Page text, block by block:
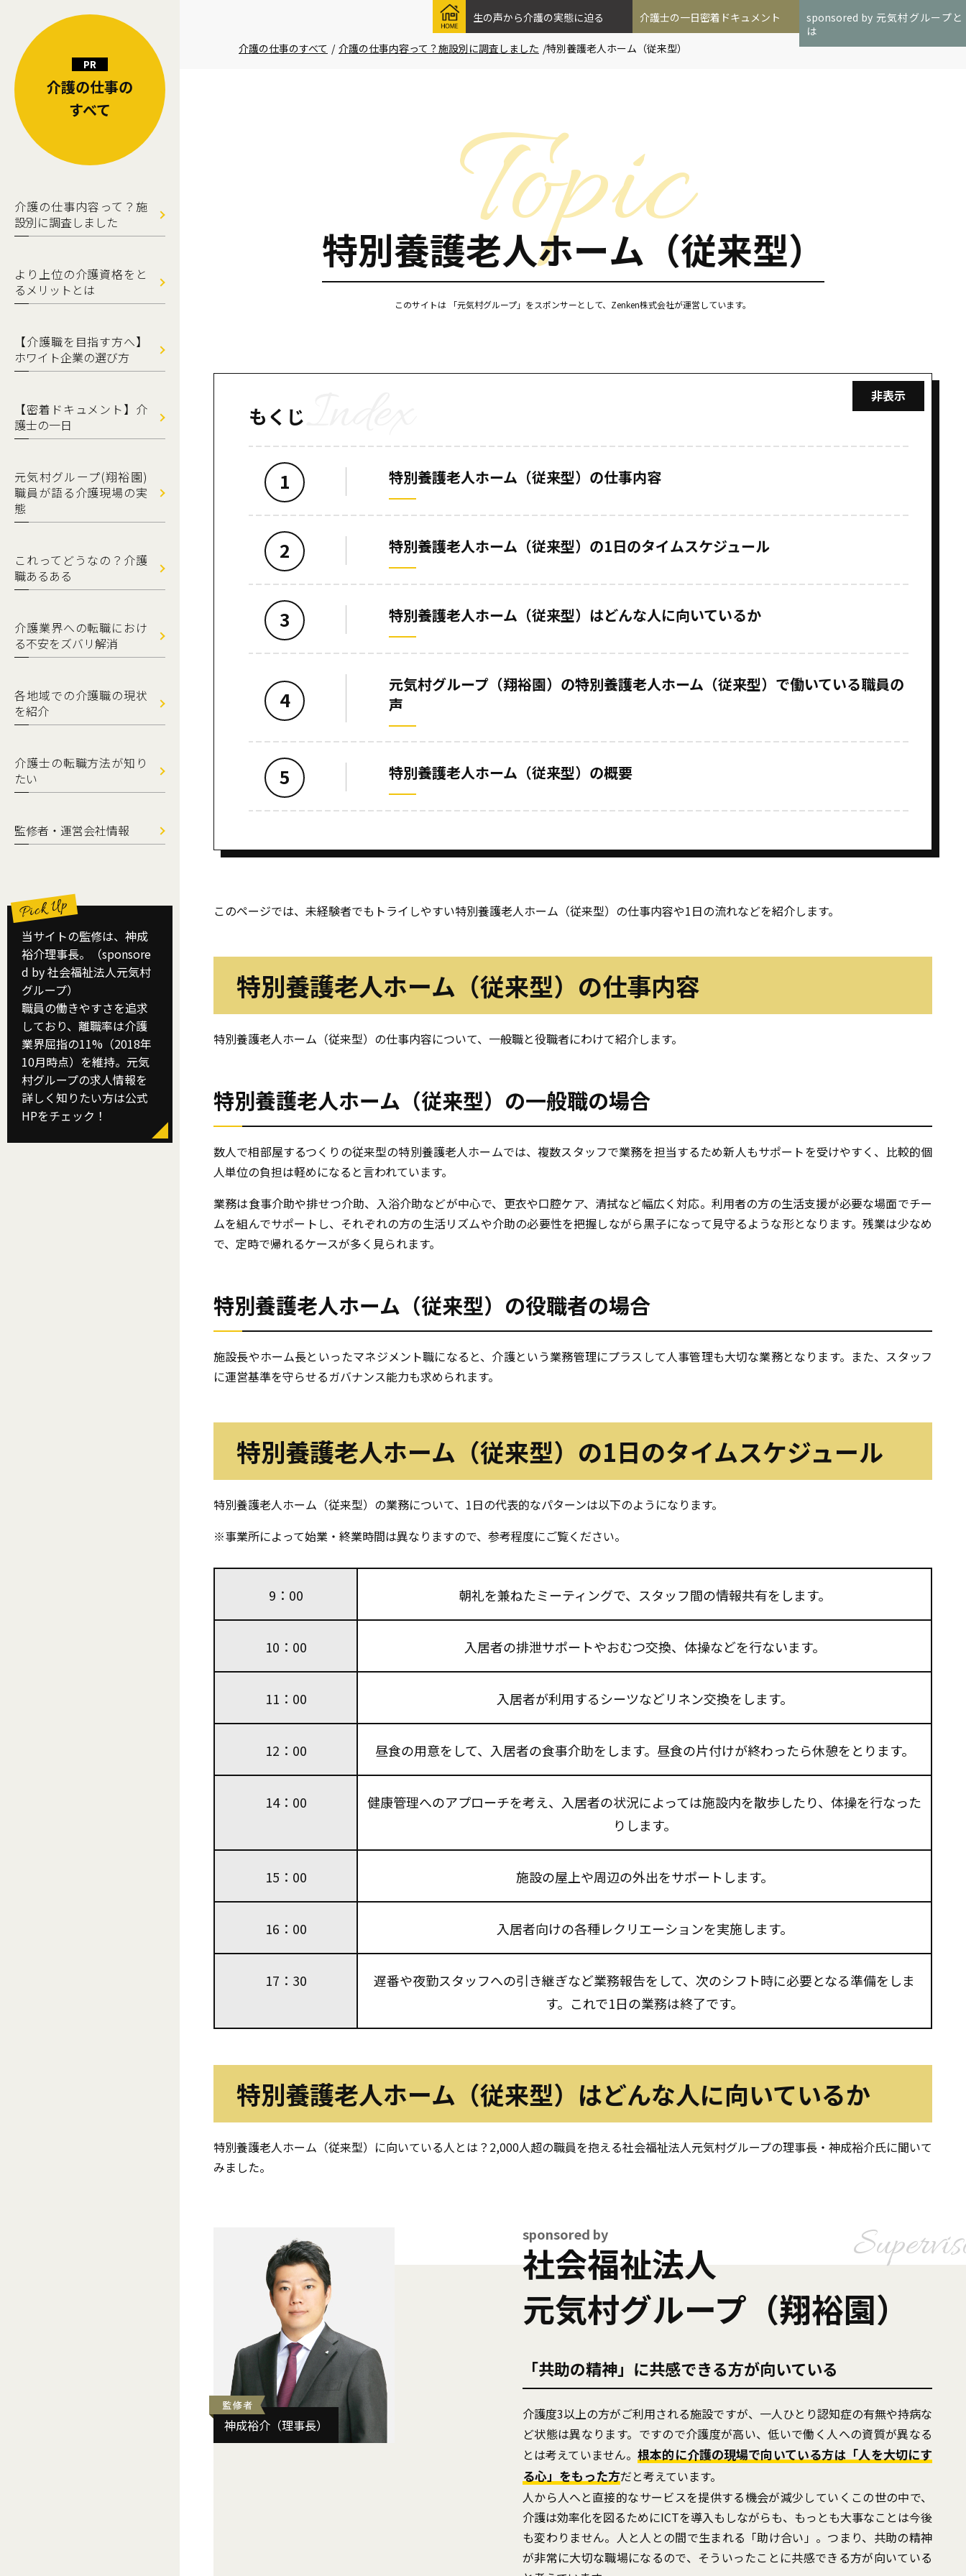
介護の仕事の
すべて
介護の仕事内容って？施
設別に調査しました
より上位の介護資格をと
るメリットとは
【介護職を目指す方へ】
ホワイト企業の選び方
【密着ドキュメント】介
護士の一日
元気村グループ(翔裕園)
職員が語る介護現場の実
態
これってどうなの？介護
職あるある
介護業界への転職におけ
る不安をズバリ解消
各地域での介護職の現状
を紹介
介護士の転職方法が知り
たい
監修者・運営会社情報
当サイトの監修は、神成
裕介理事長。（sponsore
d by 社会福祉法人元気村
グループ）
職員の働きやすさを追求
しており、離職率は介護
業界屈指の11%（2018年
10月時点）を維持。元気
村グループの求人情報を
詳しく知りたい方は公式
HPをチェック！
介護の仕事のすべて / 介護の仕事内容って？施設別に調査しました /特別養護老人ホーム（従来型）
特別養護老人ホーム（従来型）
このサイトは 「元気村グループ」をスポンサーとして、Zenken株式会社が運営しています。
もくじ
特別養護老人ホーム（従来型）の仕事内容
特別養護老人ホーム（従来型）の1日のタイムスケジュール
特別養護老人ホーム（従来型）はどんな人に向いているか
元気村グループ（翔裕園）の特別養護老人ホーム（従来型）で働いている職員の
声
特別養護老人ホーム（従来型）の概要
このページでは、未経験者でもトライしやすい特別養護老人ホーム（従来型）の仕事内容や1日の流れなどを紹介します。
特別養護老人ホーム（従来型）の仕事内容
特別養護老人ホーム（従来型）の仕事内容について、一般職と役職者にわけて紹介します。
特別養護老人ホーム（従来型）の一般職の場合
数人で相部屋するつくりの従来型の特別養護老人ホームでは、複数スタッフで業務を担当するため新人もサポートを受けやすく、比較的個
人単位の負担は軽めになると言われています。
業務は食事介助や排せつ介助、入浴介助などが中心で、更衣や口腔ケア、清拭など幅広く対応。利用者の方の生活支援が必要な場面でチー
ムを組んでサポートし、それぞれの方の生活リズムや介助の必要性を把握しながら黒子になって見守るような形となります。残業は少なめ
で、定時で帰れるケースが多く見られます。
特別養護老人ホーム（従来型）の役職者の場合
施設長やホーム長といったマネジメント職になると、介護という業務管理にプラスして人事管理も大切な業務となります。また、スタッフ
に運営基準を守らせるガバナンス能力も求められます。
特別養護老人ホーム（従来型）の1日のタイムスケジュール
特別養護老人ホーム（従来型）の業務について、1日の代表的なパターンは以下のようになります。
※事業所によって始業・終業時間は異なりますので、参考程度にご覧ください。
9：00 朝礼を兼ねたミーティングで、スタッフ間の情報共有をします。
10：00 入居者の排泄サポートやおむつ交換、体操などを行ないます。
11：00 入居者が利用するシーツなどリネン交換をします。
12：00 昼食の用意をして、入居者の食事介助をします。昼食の片付けが終わったら休憩をとります。
14：00
健康管理へのアプローチを考え、入居者の状況によっては施設内を散歩したり、体操を行なった
りします。
15：00 施設の屋上や周辺の外出をサポートします。
16：00 入居者向けの各種レクリエーションを実施します。
17：30
遅番や夜勤スタッフへの引き継ぎなど業務報告をして、次のシフト時に必要となる準備をしま
す。これで1日の業務は終了です。
特別養護老人ホーム（従来型）はどんな人に向いているか
特別養護老人ホーム（従来型）に向いている人とは？2,000人超の職員を抱える社会福祉法人元気村グループの理事長・神成裕介氏に聞いて
みました。
sponsored by
社会福祉法人
元気村グループ（翔裕園）
「共助の精神」に共感できる方が向いている
神成裕介 （理事長）
介護度3以上の方がご利用される施設ですが、一人ひとり認知症の有無や持病な
ど状態は異なります。ですので介護度が高い、低いで働く人への資質が異なる
とは考えていません。根本的に介護の現場で向いている方は「人を大切にす
る心」をもった方だと考えています。
人から人へと直接的なサービスを提供する機会が減少していくこの世の中で、
介護は効率化を図るためにICTを導入もしながらも、もっとも大事なことは今後
も変わりません。人と人との間で生まれる「助け合い」。つまり、共助の精神
が非常に大切な職場になるので、そういったことに共感できる方が向いている
生の声から介護の実態に迫る 介護士の一日密着ドキュメント
sponsored by 元気村グループと
は